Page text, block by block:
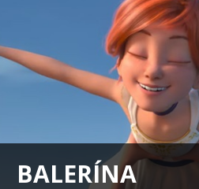
BALERÍNA